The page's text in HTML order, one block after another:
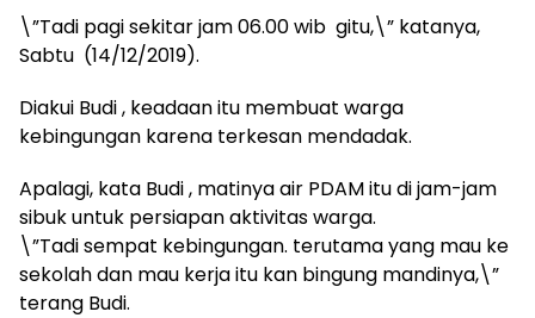
\”Tadi pagi sekitar jam 06.00 wib gitu,\” katanya,
Sabtu (14/12/2019).
Diakui Budi , keadaan itu membuat warga
kebingungan karena terkesan mendadak.
Apalagi, kata Budi , matinya air PDAM itu di jam-jam
sibuk untuk persiapan aktivitas warga.
\”Tadi sempat kebingungan. terutama yang mau ke
sekolah dan mau kerja itu kan bingung mandinya,\”
terang Budi.